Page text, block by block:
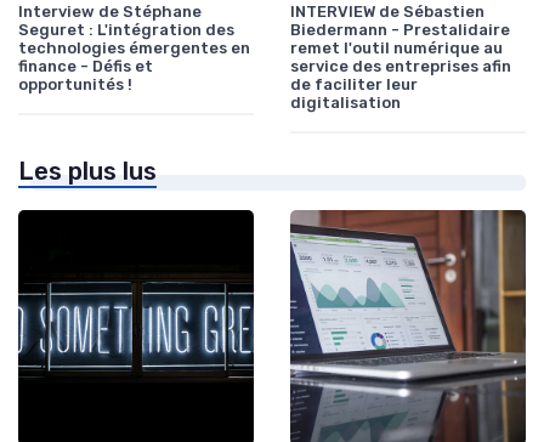
Interview de Stéphane
Seguret : L'intégration des
technologies émergentes en
finance - Défis et
opportunités !
INTERVIEW de Sébastien
Biedermann - Prestalidaire
remet l'outil numérique au
service des entreprises afin
de faciliter leur
digitalisation
Les plus lus